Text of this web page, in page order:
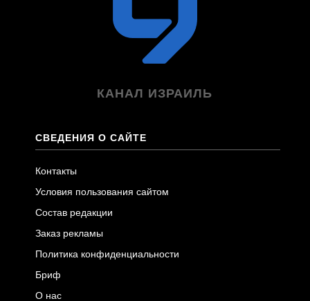
КАНАЛ ИЗРАИЛЬ
СВЕДЕНИЯ О САЙТЕ
Контакты
Условия пользования сайтом
Состав редакции
Заказ рекламы
Политика конфиденциальности
Бриф
О нас